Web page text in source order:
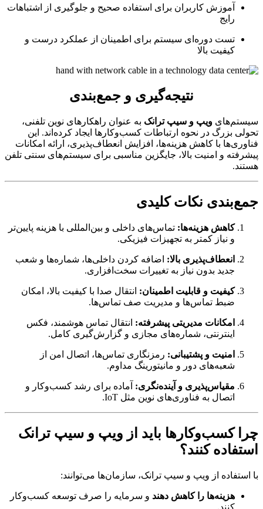
آموزش کاربران برای استفاده صحیح و جلوگیری از اشتباهات
تست دوره‌ای سیستم برای اطمینان از عملکرد درست و
کیفیت بالا
نتیجه‌گیری و جمع‌بندی
ویپ و سیپ ترانکبه عنوان راهکارهای نوین تلفنی،
بزرگ در نحوه ارتباطات کسب‌وکارها ایجاد کرده‌اند. این
با کاهش هزینه‌ها، افزایش انعطاف‌پذیری، ارائه امکانات
و امنیت بالا، جایگزین مناسبی برای سیستم‌های سنتی تلفن
نکات کلیدی
کاهش هزینه‌ها:تماس‌های داخلی و بین‌المللی با هزینه پایین‌تر
و نیاز کمتر به تجهیزات فیزیکی.
انعطاف‌پذیری بالا:اضافه کردن داخلی‌ها، شماره‌ها و شعب
جدید بدون نیاز به تغییرات سخت‌افزاری.
کیفیت و قابلیت اطمینان:انتقال صدا با کیفیت بالا، امکان
ضبط تماس‌ها و مدیریت صف تماس‌ها.
امکانات مدیریتی پیشرفته: انتقال تماس هوشمند، فکس
اینترنتی، شماره‌های مجازی و گزارش‌گیری کامل.
امنیت و پشتیبانی:رمزنگاری تماس‌ها، اتصال امن از
شعبه‌های دور و مانیتورینگ مداوم.
مقیاس‌پذیری و آینده‌نگری:آماده برای رشد کسب‌وکار و
اتصال به فناوری‌های نوین مثل IoT.
کسب‌وکارها باید از ویپ و سیپ ترانک
کنند؟
از ویپ و سیپ ترانک، سازمان‌ها می‌توانند:
هزینه‌ها را کاهش دهند و سرمایه را صرف توسعه کسب‌وکار